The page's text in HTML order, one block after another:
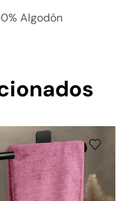
Algodón